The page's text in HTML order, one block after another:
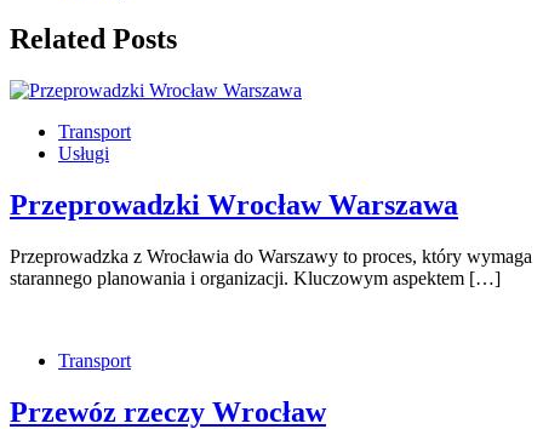
Related Posts
Transport
Usługi
Przeprowadzki Wrocław Warszawa
Przeprowadzka z Wrocławia do Warszawy to proces, który wymaga
starannego planowania i organizacji. Kluczowym aspektem […]
Transport
Przewóz rzeczy Wrocław